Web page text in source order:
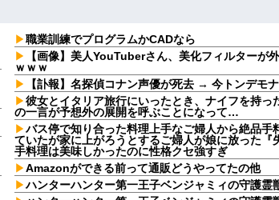
職業訓練でプログラムかCADなら
【画像】美人YouTuberさん、美化フィルターが
ｗｗｗ
【訃報】名探偵コナン声優が死去 → 今トンデモ
彼女とイタリア旅行にいったとき、ナイフを持っ
の一言が予想外の展開を呼ぶことになって…
バス停で知り合った料理上手なご婦人から絶品手
ていたが家に上がろうとするご婦人が娘に放った
手料理は美味しかったのに性格クセ強すぎ
Amazonができる前って通販どうやってたの他
ハンターハンター第一王子ベンジャミィの守護